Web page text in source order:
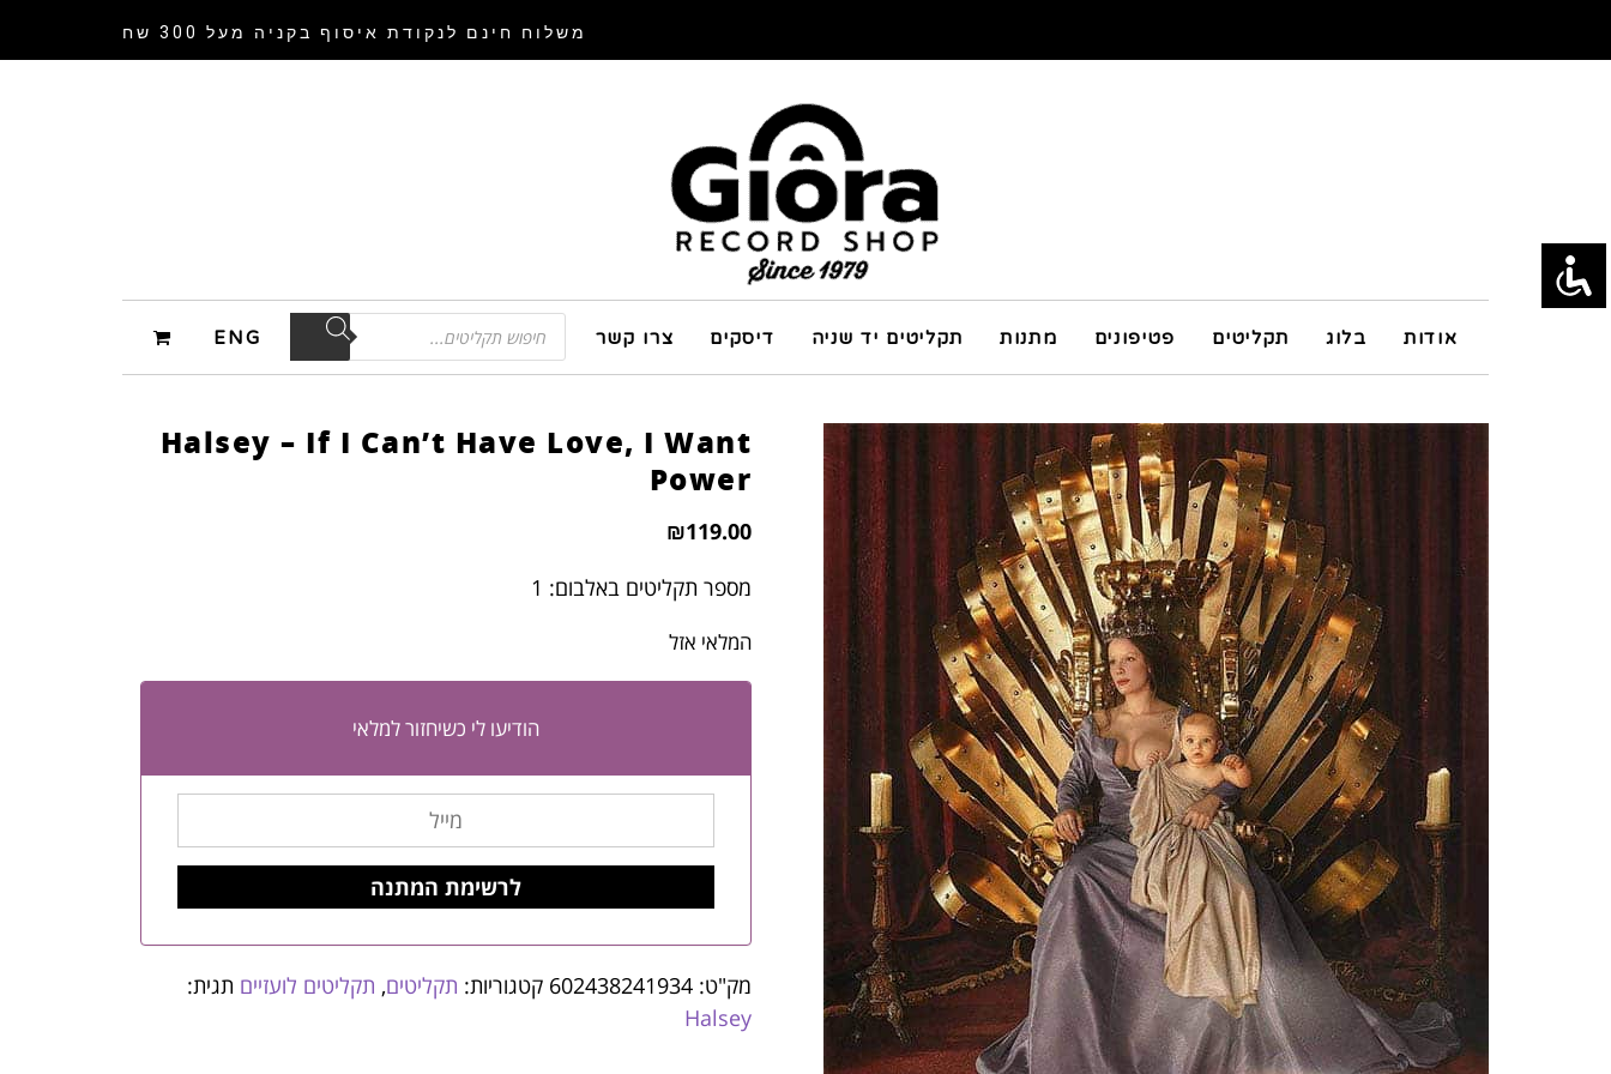
משלוח חינם לנקודת איסוף בקניה מעל 300 שח
אודות בלוג תקליטים פטיפונים מתנות תקליטים יד שניה דיסקים צרו קשר ENG
Halsey – If I Can’t Have Love, I Want
Power
₪119.00
מספר תקליטים באלבום: 1
המלאי אזל
הודיעו לי כשיחזור למלאי
מק"ט: 602438241934 קטגוריות: תקליטים, תקליטים לועזיים תגית:
Halsey